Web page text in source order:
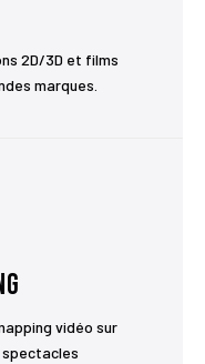
2D/3D et films
marques.
vidéo sur